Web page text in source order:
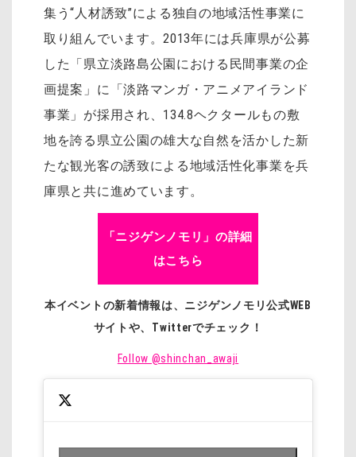
集う“人材誘致”による独自の地域活性事業に
取り組んでいます。2013年には兵庫県が公募
した「県立淡路島公園における民間事業の企
画提案」に「淡路マンガ・アニメアイランド
事業」が採用され、134.8ヘクタールもの敷
地を誇る県立公園の雄大な自然を活かした新
たな観光客の誘致による地域活性化事業を兵
庫県と共に進めています。
「ニジゲンノモリ」の詳細
はこちら
本イベントの新着情報は、ニジゲンノモリ公式WEB
サイトや、Twitterでチェック！
Follow @shinchan_awaji